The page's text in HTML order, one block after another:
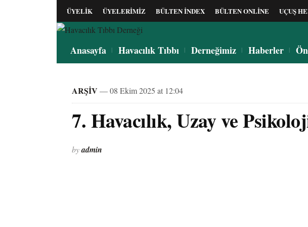
ÜYELİK ÜYELERİMİZ BÜLTEN İNDEX BÜLTEN ONLİNE UÇUŞ
Anasayfa Havacılık Tıbbı Derneğimiz Haberler
ARŞİV — 08 Ekim 2025 at 12:04
7. Havacılık, Uzay ve
byadmin